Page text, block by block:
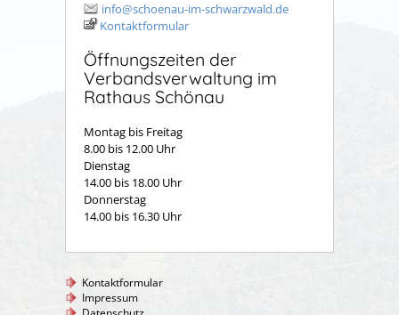
info@schoenau-im-schwarzwald.de
Kontaktformular
Öffnungszeiten der
Verbandsverwaltung im
Rathaus Schönau
Montag bis Freitag
8.00 bis 12.00 Uhr
Dienstag
14.00 bis 18.00 Uhr
Donnerstag
14.00 bis 16.30 Uhr
Kontaktformular
Impressum